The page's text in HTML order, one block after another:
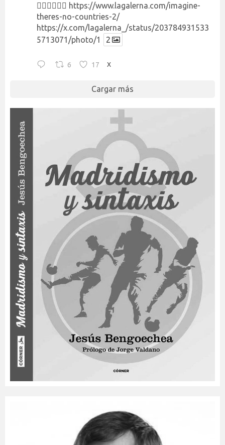
👉🏻👉🏻👉🏻 https://www.lagalerna.com/imagine-
theres-no-countries-2/
https://x.com/lagalerna_/status/203784931533
5713071/photo/1
2
6 17 X
Cargar más